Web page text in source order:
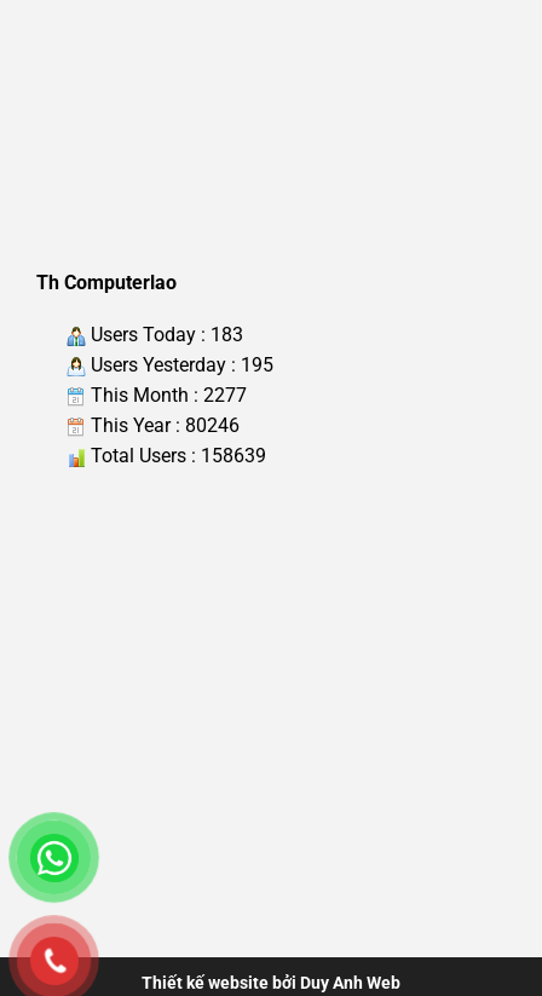
Th Computerlao
Users Today : 183
Users Yesterday : 195
This Month : 2277
This Year : 80246
Total Users : 158639
Thiết kế website bởi Duy Anh Web